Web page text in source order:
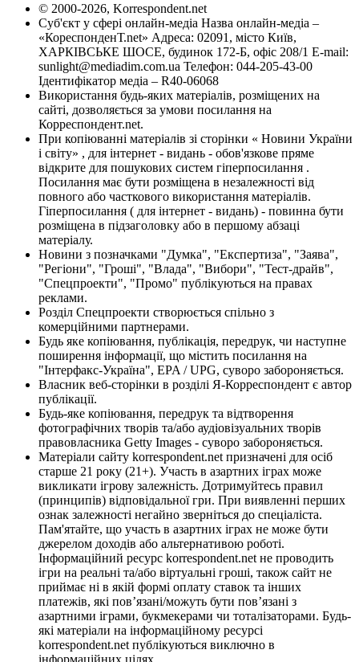
© 2000-2026, Korrespondent.net
Суб'єкт у сфері онлайн-медіа Назва онлайн-медіа –
«КореспонденТ.net» Адреса: 02091, місто Київ,
ХАРКІВСЬКЕ ШОСЕ, будинок 172-Б, офіс 208/1 E-mail:
sunlight@mediadim.com.ua Телефон: 044-205-43-00
Ідентифікатор медіа – R40-06068
Використання будь-яких матеріалів, розміщених на
сайті, дозволяється за умови посилання на
Корреспондент.net.
При копіюванні матеріалів зі сторінки « Новини України
і світу» , для інтернет - видань - обов'язкове пряме
відкрите для пошукових систем гіперпосилання .
Посилання має бути розміщена в незалежності від
повного або часткового використання матеріалів.
Гіперпосилання ( для інтернет - видань) - повинна бути
розміщена в підзаголовку або в першому абзаці
матеріалу.
Новини з позначками "Думка", "Експертиза", "Заява",
"Регіони", "Гроші", "Влада", "Вибори", "Тест-драйв",
"Спецпроекти", "Промо" публікуються на правах
реклами.
Розділ Спецпроекти створюється спільно з
комерційними партнерами.
Будь яке копіювання, публікація, передрук, чи наступне
поширення інформації, що містить посилання на
"Інтерфакс-Україна", EPA / UPG, суворо забороняється.
Власник веб-сторінки в розділі Я-Корреспондент є автор
публікації.
Будь-яке копіювання, передрук та відтворення
фотографічних творів та/або аудіовізуальних творів
правовласника Getty Images - суворо забороняється.
Матеріали сайту korrespondent.net призначені для осіб
старше 21 року (21+). Участь в азартних іграх може
викликати ігрову залежність. Дотримуйтесь правил
(принципів) відповідальної гри. При виявленні перших
ознак залежності негайно зверніться до спеціаліста.
Пам'ятайте, що участь в азартних іграх не може бути
джерелом доходів або альтернативою роботі.
Інформаційний ресурс korrespondent.net не проводить
ігри на реальні та/або віртуальні гроші, також сайт не
приймає ні в якій формі оплату ставок та інших
платежів, які пов’язані/можуть бути пов’язані з
азартними іграми, букмекерами чи тоталізаторами. Будь-
які матеріали на інформаційному ресурсі
korrespondent.net публікуються виключно в
інформаційних цілях.